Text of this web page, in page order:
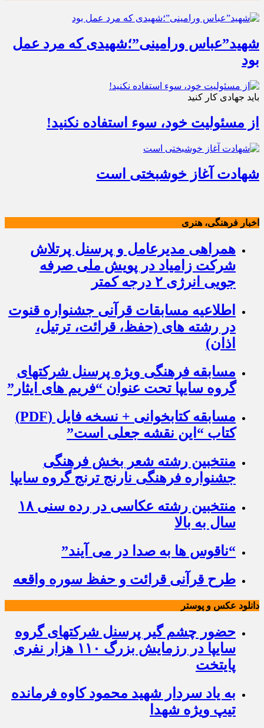
شهید”عباس ورامینی”؛شهیدی که مرد عمل
بود
باید جهادی کار کنید
از مسئولیت خود، سوء استفاده نکنید!
شهادت آغاز خوشبختی است
اخبار فرهنگی، هنری
همراهی مدیرعامل و پرسنل پرتلاش
شرکت زامیاد در پویش ملی صرفه
جویی انرژی ۲ درجه کمتر
اطلاعیه مسابقات قرآنی جشنواره قنوت
در رشته های (حفظ، قرائت، ترتیل،
اذان)
مسابقه فرهنگی ویژه پرسنل شرکتهای
گروه سایپا تحت عنوان “فریم های ایثار”
مسابقه کتابخوانی + نسخه فایل (PDF)
کتاب “این نقشه جعلی است”
منتخبین رشته شعر بخش فرهنگی
جشنواره فرهنگی نارنج ترنج گروه سایپا
منتخبین رشته عکاسی در رده سنی ۱۸
سال به بالا
“ناقوس ها به صدا در می آیند”
طرح قرآنی قرائت و حفظ سوره واقعه
دانلود عکس و پوستر
حضور چشم گیر پرسنل شرکتهای گروه
سایپا در رزمایش بزرگ ۱۱۰ هزار نفری
پایتخت
به یاد سردار شهید محمود کاوه فرمانده
تیپ ویژه شهدا